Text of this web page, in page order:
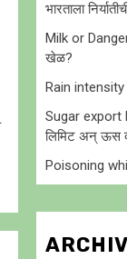
भारताला
Milk or
खेळ?
Rain intensity
Sugar export
लिमिट अन् ऊस
Poisoning